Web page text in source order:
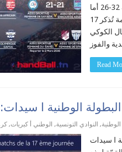
إنتهى لصالح صاحبات الأرض والجمهور بنتيجة 32-26 أما
النادي الأفريقي متصدر الترتيب بدون أيّ هزيمة تُذكر 17
26-15 زميلات منال الكوكي
Read
البطولة الوطنية ا
, النوادي التونسية, الوطني أ كبريات,
ا سيدات